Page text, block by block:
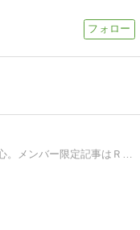
ロマンス小説と、二次創作は女体化中心。メンバー限定記事はＲ指定も有り。義務教育就学中はアメンバー申請ご遠慮ください。